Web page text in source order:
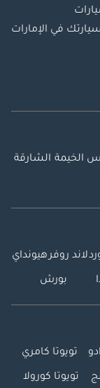
في الإمارات
الخيمة الشارقة
لاند روفرهيونداي
بورش
تويوتا كامري
تويوتا كورولا